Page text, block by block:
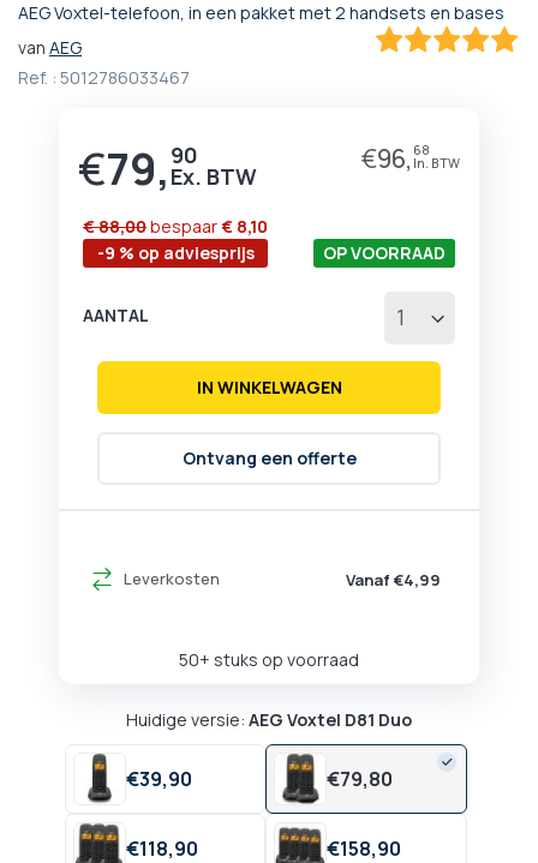
AEG Voxtel-telefoon, in een pakket met 2 handsets en bases
van AEG
Ref. : 5012786033467
Leverkosten Vanaf €4,99
€79, 90 €96, 68
-9 % op adviesprijs
€ 88,00bespaar€ 8,10
50+ stuks op voorraad
OP VOORRAAD
AANTAL
IN WINKELWAGEN
Ontvang een offerte
Huidige versie: AEG Voxtel D81 Duo
€39,90 €79,80
€118,90 €158,90
Ga
naar
het
afbeeldingen-